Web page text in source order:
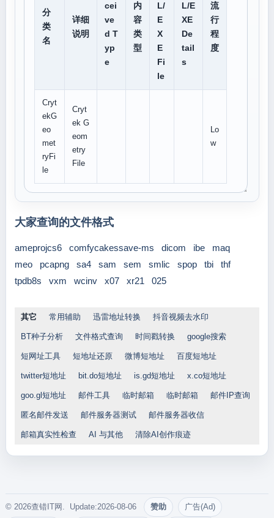
分
类
名
详细
说明
cei
ve
d T
yp
e
内
容
类
型
L/
E
X
E
Fi
le
L/E
XE
De
tail
s
流
行
程
度
Cryt
ekG
eo
met
ryFi
le
Cryt
ek G
eom
etry
File
Lo
w
大家查询的文件格式
ameprojcs6 comfycakessave-ms dicom ibe
maq
meo
pcapng sa4 sam sem smlic spop tbi
thf
tpdb8s
vxm wcinv x07 xr21 025
其它 常用辅助 迅雷地址转换 抖音视频去水印
BT种子分析 文件格式查询 时间戳转换 google搜索
短网址工具 短地址还原 微博短地址 百度短地址
twitter短地址 bit.do短地址 is.gd短地址 x.co短地址
goo.gl短地址 邮件工具 临时邮箱 临时邮箱 邮件IP查询
匿名邮件发送 邮件服务器测试 邮件服务器收信
邮箱真实性检查 AI 与其他 清除AI创作痕迹
© 2026查错IT网. Update:2026-08-06 赞助 广告(Ad)